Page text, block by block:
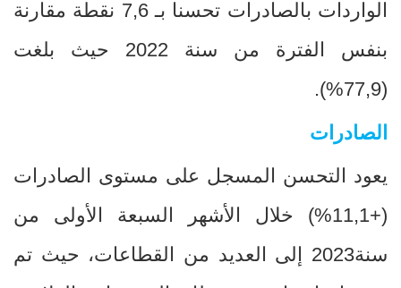
الواردات بالصادرات تحسنا بـ 7,6 نقطة مقارنة
بنفس الفترة من سنة 2022 حيث بلغت
)
77,9
(%
.
الصادرات
يعود التحسن المسجل على مستوى الصادرات
(+11,1
%) خلال الأشهر السبعة الأولى من
سنة2023 إلى العديد من القطاعات، حيث تم